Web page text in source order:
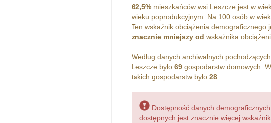
62,5%mieszkańców wsi Leszcze jest w
wieku poprodukcyjnym. Na 100 osób w
Ten wskaźnik obciążenia demograficznego
znacznie mniejszy od wskażnika
Według danych archiwalnych
Leszcze było 69gospodarstw domowych.
takich gospodarstw było 28.
Dostępność danych
dostępnych jest znacznie więcej